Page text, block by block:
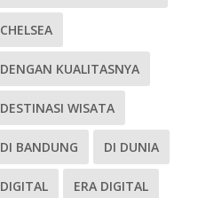
CHELSEA
DENGAN KUALITASNYA
DESTINASI WISATA
DI BANDUNG DI DUNIA
DIGITAL ERA DIGITAL